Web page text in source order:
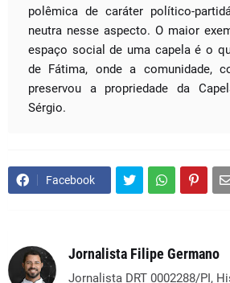
polêmica de caráter político-
neutra nesse aspecto. O maior
espaço social de uma capela é o
de Fátima, onde a comunidade,
preservou a propriedade da
Sérgio.
Facebook
Jornalista Filipe Germano
Jornalista DRT 0002288/PI,